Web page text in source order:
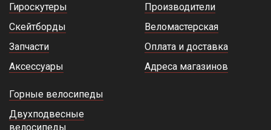
Гироскутеры
Скейтборды
Запчасти
Аксессуары
Производители
Веломастерская
Оплата и доставка
Адреса магазинов
Горные велосипеды
Двухподвесные
велосипеды